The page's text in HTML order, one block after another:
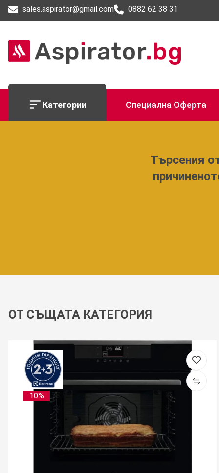
sales.aspirator@gmail.com 0882 62 38 31
Категории Специална Оферта
Търсения
ОТ СЪЩАТА КАТЕГОРИЯ
10%